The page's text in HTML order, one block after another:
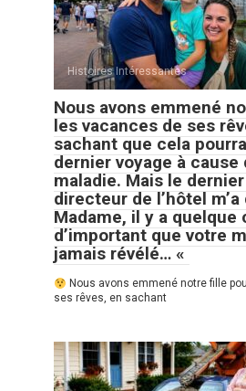
Histoires Intéressantes
Nous avons emmené
les vacances de ses
sachant que cela
dernier voyage à cause
maladie. Mais le
directeur de l’hôtel
Madame, il y a quelque
d’important que votre
jamais révélé… «
Nous avons emmené notre fille
ses rêves, en sachant